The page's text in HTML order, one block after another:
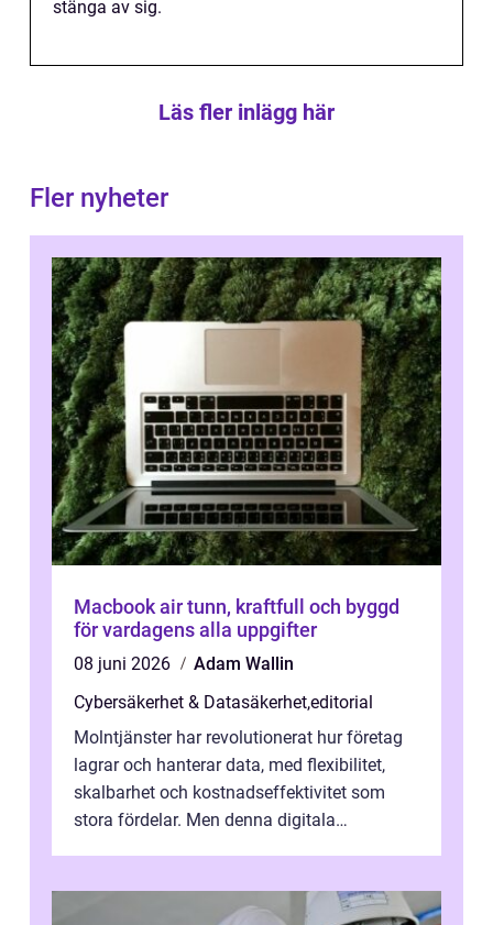
stänga av sig.
Läs fler inlägg här
Fler nyheter
Macbook air tunn, kraftfull och byggd
för vardagens alla uppgifter
08 juni 2026
Adam Wallin
Cybersäkerhet & Datasäkerhet,editorial
Molntjänster har revolutionerat hur företag
lagrar och hanterar data, med flexibilitet,
skalbarhet och kostnadseffektivitet som
stora fördelar. Men denna digitala